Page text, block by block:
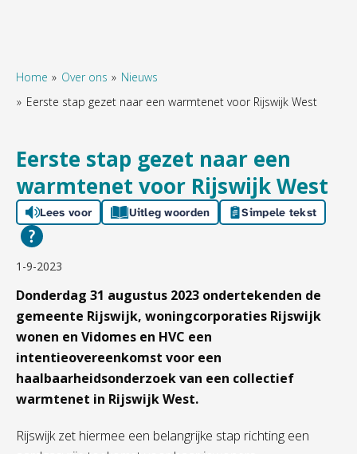
Home Over ons
Nieuws
Eerste stap gezet naar een warmtenet voor Rijswijk West
Eerste stap gezet naar een
warmtenet voor Rijswijk West
Lees voor Uitleg woorden Simpele tekst
1-9-2023
Donderdag 31 augustus 2023 ondertekenden de
gemeente Rijswijk, woningcorporaties Rijswijk
wonen en Vidomes en HVC een
intentieovereenkomst voor een
haalbaarheidsonderzoek van een collectief
warmtenet in Rijswijk West.
Rijswijk zet hiermee een belangrijke stap richting een